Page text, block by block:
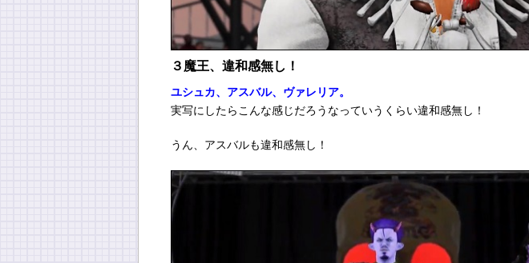
３魔王、違和感無し！
ユシュカ、アスバル、ヴァレリア。
実写にしたらこんな感じだろうなっていうくらい違和感無し！
うん、アスバルも違和感無し！